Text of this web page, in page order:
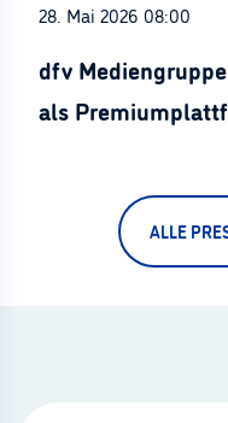
28. Mai 2026 08:00
dfv
als
ALLE